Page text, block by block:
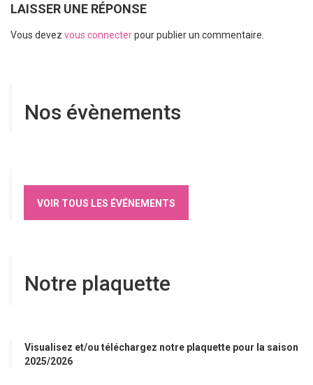
LAISSER UNE RÉPONSE
Vous devez vous connecterpour publier un commentaire.
Nos évènements
VOIR TOUS LES ÉVÉNEMENTS
Notre plaquette
Visualisez et/ou téléchargez notre plaquette pour la saison
2025/2026